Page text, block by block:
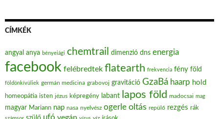
CÍMKÉK
angyal anya bényeiági chemtrail dimenzió dns energia
facebook felébredtek flatearth frekvencia fény föld
földönkívüliek germán medicina grabovoj gravitáció GzaBá haarp hold
homeopátia isten jézus képregény labant lapos föld madocsai mag
magyar Mariann nap nasa nyelvész ogerle oltás repülő rezgés rák